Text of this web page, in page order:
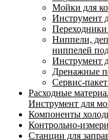
Мойки для
Инструмент
Ниппели,
ниппелей
Инструмент
Дренажные
Сервис-
Расходные
Инструмент для
Компоненты
Контрольно-
Станции для